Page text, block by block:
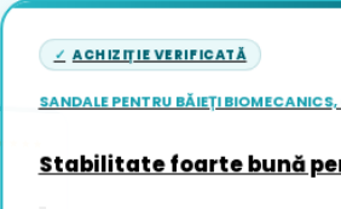
ACHIZIȚIE VERIFICATĂ
SANDALE PENTRU BĂIEȚI
Stabilitate foarte bună